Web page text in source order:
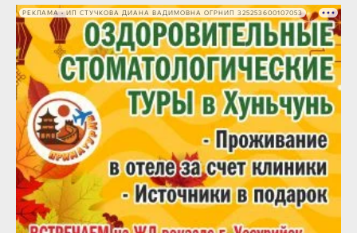
РЕКЛАМА • ИП СТУЧКОВА ДИАНА ВАДИМОВНА ОГРНИП 325253600107053